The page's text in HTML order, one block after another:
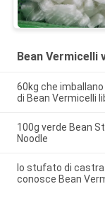
Bean Vermicelli
60kg che
di Bean Vermicelli
100g verde Bean
Noodle
lo stufato di
conosce Bean